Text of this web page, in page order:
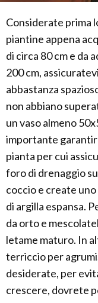
Considerate prima
piantine appena
di circa 80 cm e da
200 cm,
abbastanza
non abbiano
un vaso almeno
importante
pianta per cui
foro di drenaggio
coccio e create
di argilla espansa.
da orto e
letame maturo. In
terriccio per
desiderate, per
crescere, dovrete